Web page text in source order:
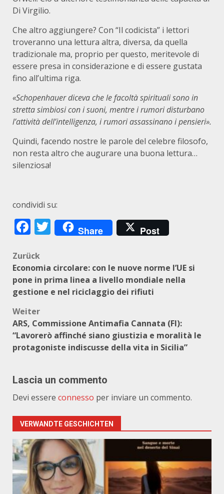
Di Virgilio.
Che altro aggiungere? Con “Il codicista” i lettori
troveranno una lettura altra, diversa, da quella
tradizionale ma, proprio per questo, meritevole di
essere presa in considerazione e di essere gustata
fino all’ultima riga.
«Schopenhauer diceva che le facoltà spirituali sono in
stretta simbiosi con i suoni, mentre i rumori disturbano
l’attività dell’intelligenza, i rumori assassinano i pensieri».
Quindi, facendo nostre le parole del celebre filosofo,
non resta altro che augurare una buona lettura…
silenziosa!
condividi su:
Facebook
Twitter
Share Post
Beitragsnavigation
Zurück
Economia circolare: con le nuove norme l’UE si
pone in prima linea a livello mondiale nella
gestione e nel riciclaggio dei rifiuti
Weiter
ARS, Commissione Antimafia Cannata (FI):
“Lavorerò affinché siano giustizia e moralità le
protagoniste indiscusse della vita in Sicilia”
Lascia un commento
Devi essere connesso per inviare un commento.
VERWANDTE GESCHICHTEN